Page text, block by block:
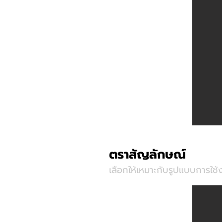
ตราสัญลักษณ์
เลือกให้เหมาะกับรูปแบบการใช้